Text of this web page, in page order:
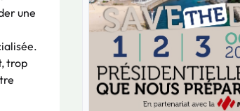
une
trop